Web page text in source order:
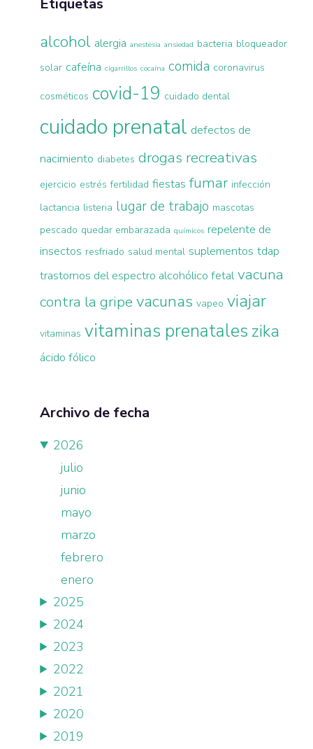
alcohol alergia anestesia ansiedad bacteria bloqueador
solar cafeína cigarrillos cocaína comida coronavirus
cosméticos covid-19 cuidado dental
cuidado prenatal defectos de
nacimiento diabetes drogas recreativas
ejercicio estrés fertilidad fiestas fumar infección
lactancia listeria lugar de trabajo mascotas
pescado quedar embarazada químicos repelente de
insectos resfriado salud mental suplementos tdap
trastornos del espectro alcohólico fetal vacuna
contra la gripe vacunas vapeo viajar
vitaminas vitaminas prenatales zika
ácido fólico
Archivo de fecha
2026
julio
junio
mayo
marzo
febrero
enero
2025
2024
2023
2022
2021
2020
2019